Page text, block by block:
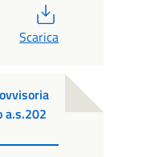
Scarica
a.s.202